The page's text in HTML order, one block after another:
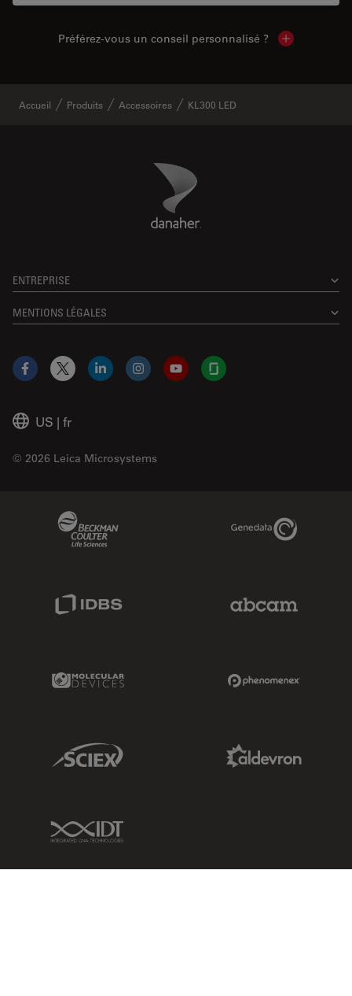
Préférez-vous un conseil personnalisé ? Show local
Accueil Produits Accessoires KL300 LED
Danaher Logo
ENTREPRISE
MENTIONS LÉGALES
US | fr
© 2026 Leica Microsystems
Facebook
X LinkedInInstagramYouTubeGlassdoor
Genedata Link
Molecular Devices Link
Sciex Link
IDT Link